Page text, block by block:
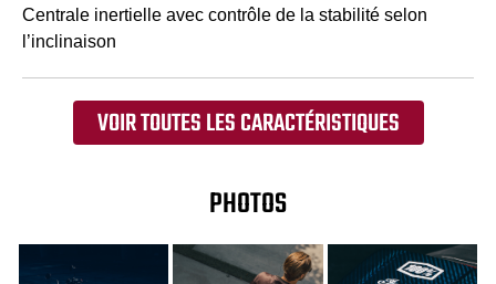
Centrale inertielle avec contrôle de la stabilité selon
l’inclinaison
VOIR TOUTES LES CARACTÉRISTIQUES
PHOTOS